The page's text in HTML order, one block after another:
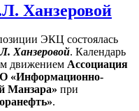
Ханзеровой
ЭКЦ состоялась
Ханзеровой. Календарь
движением Ассоциация
«Информационно-
Манзара» при
.